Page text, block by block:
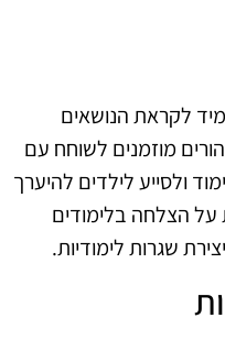
לקראת הנושאים
מוזמנים לשוחח עם
ולסייע לילדים להיערך
הצלחה בלימודים
שגרות לימודיות.